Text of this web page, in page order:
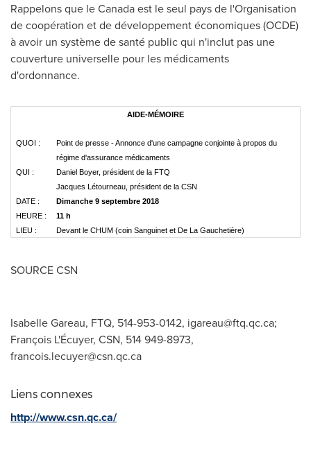
Rappelons que leCanadaest le seul pays de l'Organisation
de coopération et de développement économiques (OCDE)
à avoir un système de santé public qui n'inclut pas une
couverture universelle pour les médicaments
d'ordonnance.
AIDE-MÉMOIRE
QUOI :
Point de presse - Annonce d'une campagne conjointe à propos du
régime d'assurance médicaments
QUI :
Daniel Boyer, président de la FTQ
Jacques Létourneau, président de la CSN
DATE :
Dimanche 9 septembre 2018
HEURE :
11 h
LIEU :
Devant le CHUM (coin Sanguinet et De La Gauchetière)
SOURCE CSN
Isabelle Gareau, FTQ, 514-953-0142, igareau@ftq.qc.ca;
François L'Écuyer, CSN, 514 949-8973,
francois.lecuyer@csn.qc.ca
Liens connexes
http://www.csn.qc.ca/